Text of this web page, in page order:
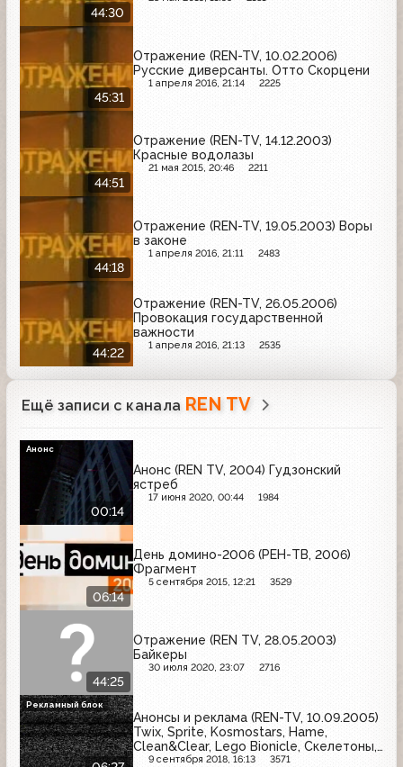
44:30
45:31
Отражение (REN-TV, 10.02.2006)
Русские диверсанты. Отто Скорцени
1 апреля 2016, 21:14 2225
44:51
Отражение (REN-TV, 14.12.2003)
Красные водолазы
21 мая 2015, 20:46 2211
44:18
Отражение (REN-TV, 19.05.2003) Воры
в законе
1 апреля 2016, 21:11 2483
44:22
Отражение (REN-TV, 26.05.2006)
Провокация государственной
важности
1 апреля 2016, 21:13 2535
Ещё записи с канала REN TV
00:14
Анонс (REN TV, 2004) Гудзонский
ястреб
17 июня 2020, 00:44 1984
Анонс
06:14
День домино-2006 (РЕН-ТВ, 2006)
Фрагмент
5 сентября 2015, 12:21 3529
44:25
Отражение (REN TV, 28.05.2003)
Байкеры
30 июля 2020, 23:07 2716
Анонсы и реклама (REN-TV, 10.09.2005)
Twix, Sprite, Kosmostars, Hame,
Clean&Clear, Lego Bionicle, Скелетоны,
Вокруг Света, Ehrmann, Starburst,
9 сентября 2018, 16:13 3571
Рекламный блок